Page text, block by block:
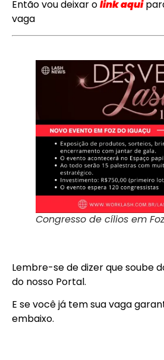
Então vou deixar olink aqui
vaga
Congresso de cílios em
Lembre-se de dizer que soube
do nosso Portal.
E se você já tem sua vaga
embaixo.